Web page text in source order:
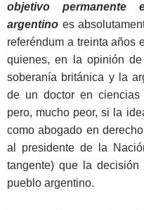
objetivo permanente
argentino es
referéndum a treinta años
quienes, en la opinión
soberanía británica y la
de un doctor en
pero, mucho peor, si la
como abogado en
al presidente de la
tangente) que la
pueblo argentino.